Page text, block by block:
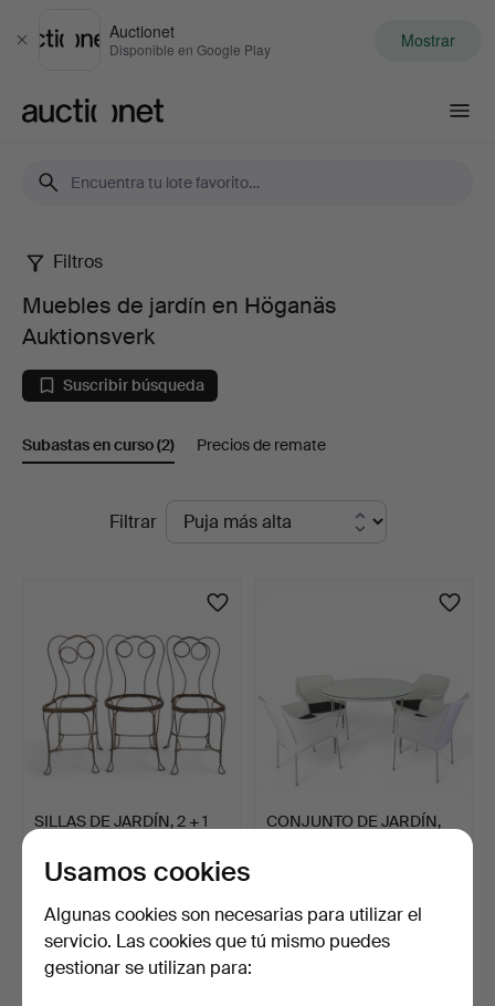
Cerrar
Auctionet
Disponible en Google Play Mostrar
Muebles
de
jardín
en
Auktionsverk
Filtros
Muebles de jardín en Höganäs
Auktionsverk
Suscribir búsqueda
Subastas en curso(2) Precios de remate
SubastasFiltrar
SILLAS DE JARDÍN, 2 + 1
6 días
55 USD
CONJUNTO DE JARDÍN,
43 USD
Suscribir búsqueda
Usamos cookies
Algunas cookies son necesarias para utilizar el
servicio. Las cookies que tú mismo puedes
gestionar se utilizan para: